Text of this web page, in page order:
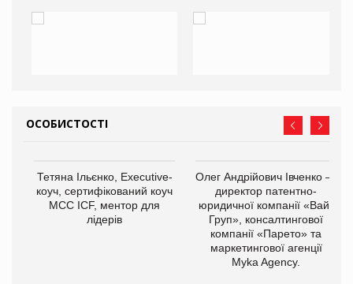
ОСОБИСТОСТІ
Тетяна Ільєнко, Executive-
коуч, сертифікований коуч
МСС ICF, ментор для
лідерів
Олег Андрійович Івченко —
директор патентно-
юридичної компанії «Вайз
Груп», консалтингової
компанії «Парето» та
маркетингової агенції
Myka Agency.